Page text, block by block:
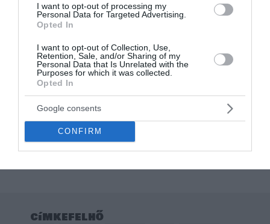
I want to opt-out of processing my
Personal Data for Targeted Advertising.
Opted In
I want to opt-out of Collection, Use,
Retention, Sale, and/or Sharing of my
Personal Data that Is Unrelated with the
Purposes for which it was collected.
Opted In
Google consents
CONFIRM
Feles pohár
BÁLINT FRISSÍTŐJE
NEVES TÜSKE PÁLINKÁS
Értékelés:
/
1.200Ft
címkefelhő